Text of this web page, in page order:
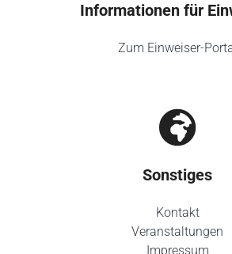
Informationen für
Zum Einweiser-
Sonstiges
Kontakt
Veranstaltungen
Impressum